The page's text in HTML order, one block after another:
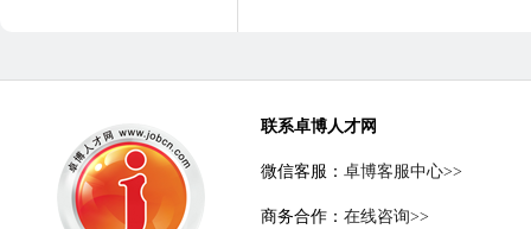
联系卓博人才网
微信客服： 卓博客服中心>>
商务合作： 在线咨询>>